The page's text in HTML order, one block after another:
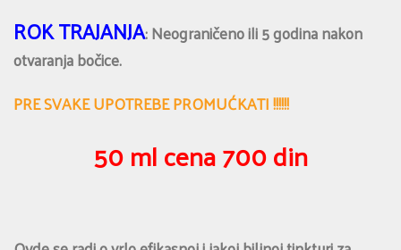
ROK TRAJANJA: Neograničeno ili 5 godina nakon
otvaranja bočice.
PRE SVAKE UPOTREBE PROMUĆKATI !!!!!!
50 ml cena 700 din